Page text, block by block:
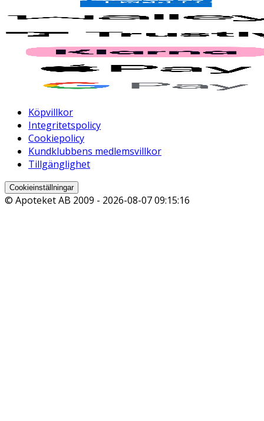
Köpvillkor
Integritetspolicy
Cookiepolicy
Kundklubbens medlemsvillkor
Tillgänglighet
Cookieinställningar
© Apoteket AB 2009 - 2026-08-07 09:15:16